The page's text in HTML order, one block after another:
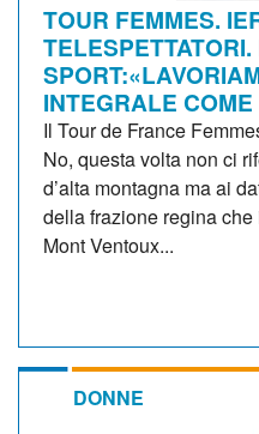
TOUR FEMMES.
INTEGRALE
Il Tour de France
No, questa volta non ci
d’alta montagna ma ai
della frazione regina
Mont Ventoux...
DONNE